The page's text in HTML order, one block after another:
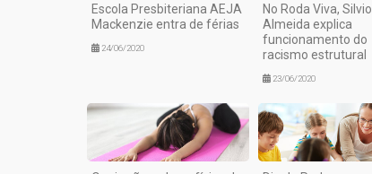
Escola Presbiteriana AEJA
Mackenzie entra de férias
24/06/2020
No Roda Viva, Silvio
Almeida explica
funcionamento do
racismo estrutural
23/06/2020